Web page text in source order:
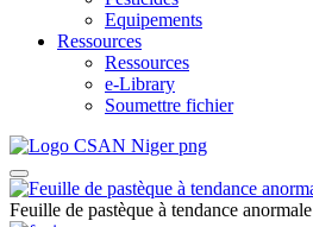
Equipements
Ressources
Ressources
e-Library
Soumettre fichier
Feuille de pastèque à tendance anormale